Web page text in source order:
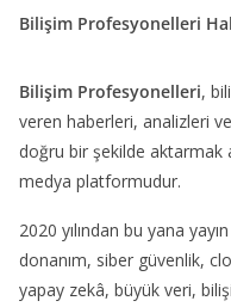
Bilişim Profesyonelleri
Bilişim Profesyonelleri,
veren haberleri, analizleri
doğru bir şekilde aktarmak
medya platformudur.
2020 yılından bu yana
donanım, siber güvenlik,
yapay zekâ, büyük veri,